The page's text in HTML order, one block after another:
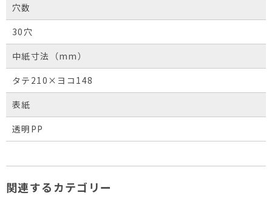
穴数
30穴
中紙寸法（mm）
タテ210×ヨコ148
表紙
透明PP
関連するカテゴリー